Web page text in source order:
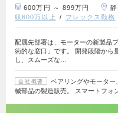
600万円 ～ 899万円
収600万以上
フレックス勤務
配属先部署は、モーターの新製品
術的な窓口」です。 開発段階から
し、スムーズな…
会社概要
ベアリングやモータ
械部品の製造販売。 スマートフォ